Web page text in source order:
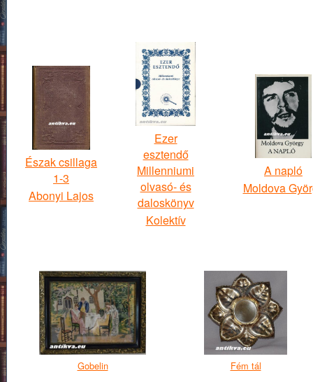
Észak csillaga
1-3
Abonyi Lajos
Ezer
esztendő
Millenniumi
olvasó- és
daloskönyv
Kolektív
A napló
Moldova
Gobelin Fém tál